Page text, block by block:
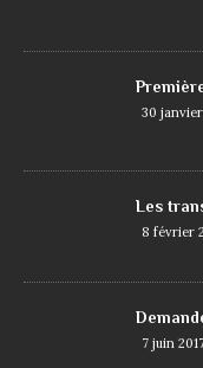
30
Les
8 février
7 juin